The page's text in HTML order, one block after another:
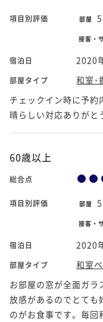
項目別評価 部屋 5
接客・
宿泊日 2020
部屋タイプ
和室･
チェックイン時に予約
晴らしい対応ありがと
60歳以上
総合点
項目別評価 部屋 5
接客・
宿泊日 2020
部屋タイプ
和室
お部屋の窓が全面ガラ
放感があるのでとても
のがお食事です。毎回